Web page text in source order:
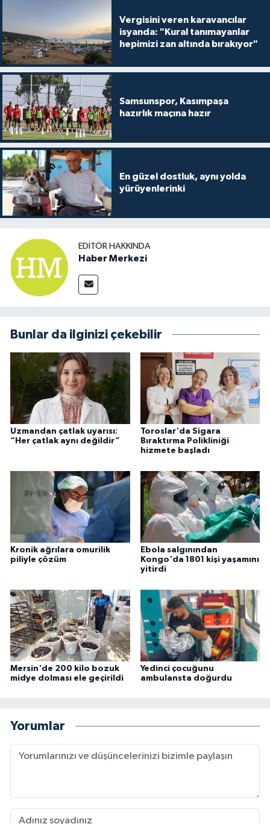
Vergisini veren karavancılar
isyanda: "Kural tanımayanlar
hepimizi zan altında bırakıyor"
Samsunspor, Kasımpaşa
hazırlık maçına hazır
En güzel dostluk, aynı yolda
yürüyenlerinki
EDITÖR HAKKINDA
Haber Merkezi
Bunlar da ilginizi çekebilir
Uzmandan çatlak uyarısı:
“Her çatlak aynı değildir”
Toroslar'da Sigara
Bıraktırma Polikliniği
hizmete başladı
Kronik ağrılara omurilik
piliyle çözüm
Ebola salgınından
Kongo'da 1801 kişi yaşamını
yitirdi
Mersin'de 200 kilo bozuk
midye dolması ele geçirildi
Yedinci çocuğunu
ambulansta doğurdu
Yorumlar